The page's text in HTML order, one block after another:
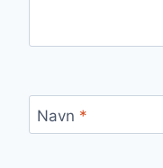
Navn *